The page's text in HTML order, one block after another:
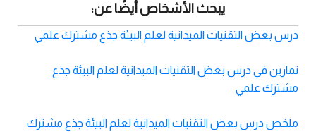
يبحث الأشخاص أيضًا عن:
درس بعض التقنيات الميدانية لعلم البيئة جذع مشترك علمي
تمارين في درس بعض التقنيات الميدانية لعلم البيئة جذع
مشترك علمي
ملخص درس بعض التقنيات الميدانية لعلم البيئة جذع مشترك